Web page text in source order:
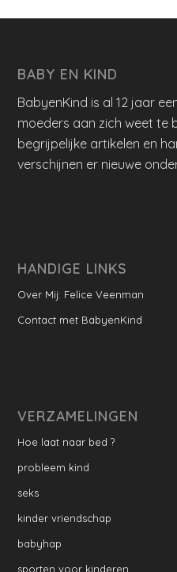
BABY EN KIND
BabyenKind is al 12 jaar
moeders aan zich weet te
begrijpelijke artikelen en
verschijnen er nieuwe
HANDIGE LINKS
Over Mij: Felice Veenman
Contact met BabyenKind
VERZAMELINGEN
Hoe laat naar bed ?
probleem kind
seks
kinder vriendschap
babyhap
sporten voor kinderen